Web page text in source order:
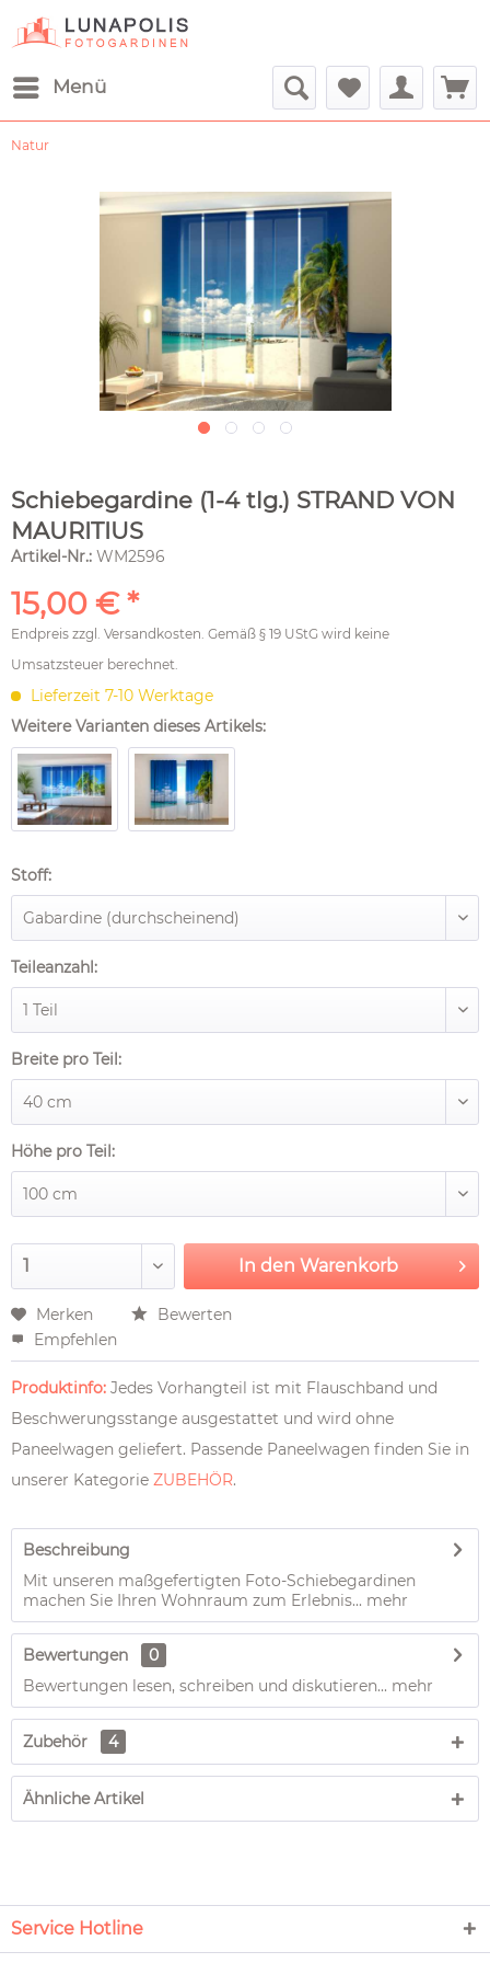
Menü
Natur
Schiebegardine (1-4 tlg.) STRAND VON
MAURITIUS
Artikel-Nr.: WM2596
15,00 € *
Endpreis zzgl. Versandkosten. Gemäß § 19 UStG wird keine
Umsatzsteuer berechnet.
Lieferzeit 7-10 Werktage
Weitere Varianten dieses Artikels:
Stoff:
Teileanzahl:
Breite pro Teil:
Höhe pro Teil:
In den Warenkorb
Merken
Bewerten
Empfehlen
Produktinfo: Jedes Vorhangteil ist mit Flauschband und
Beschwerungsstange ausgestattet und wird ohne
Paneelwagen geliefert. Passende Paneelwagen finden Sie in
unserer Kategorie ZUBEHÖR.
Beschreibung
Mit unseren maßgefertigten Foto-Schiebegardinen
machen Sie Ihren Wohnraum zum Erlebnis... mehr
Bewertungen
0
Bewertungen lesen, schreiben und diskutieren... mehr
Zubehör 4
Ähnliche Artikel
Service Hotline